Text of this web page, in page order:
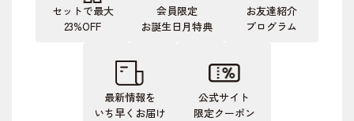
セットで最大
23%OFF
会員限定
お誕生日月特典
お友達紹介
プログラム
最新情報を
いち早くお届け
公式サイト
限定クーポン